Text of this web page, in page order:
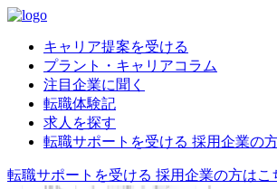
キャリア提案を受ける
プラント・キャリアコラム
注目企業に聞く
転職体験記
求人を探す
転職サポートを受ける 採用企業の
転職サポートを受ける 採用企業の方はこ